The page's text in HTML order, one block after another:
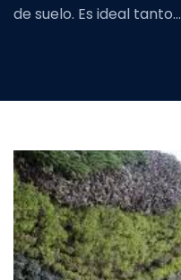
de suelo. Es ideal tanto…